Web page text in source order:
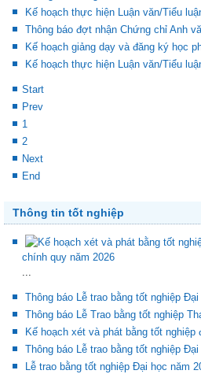
Thông báo đóng website điều chỉnh
Kế hoạch thực hiện Luận văn/Tiểu
Thông báo đợt nhận Chứng chỉ Anh
Kế hoạch giảng dạy và đăng ký học
Start
Prev
1
2
Next
Thông tin tốt nghiệp
Thông báo Lễ trao bằng tốt nghiệp Đại
Thông báo Lễ Trao bằng tốt nghiệp
Kế hoạch xét và phát bằng tốt nghiệp
Thông báo Lễ trao bằng tốt nghiệp Đại